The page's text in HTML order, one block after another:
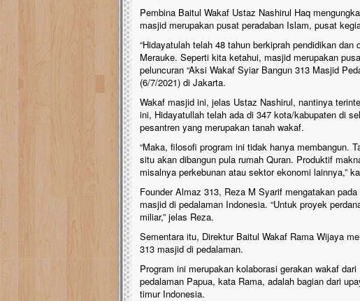
Pembina Baitul Wakaf Ustaz Nashirul Haq
masjid merupakan pusat peradaban Islam, pusat
“Hidayatulah telah 48 tahun berkiprah pendidikan
Merauke. Seperti kita ketahui, masjid merupakan
peluncuran “Aksi Wakaf Syiar Bangun 313 Masjid
(6/7/2021) di Jakarta.
Wakaf masjid ini, jelas Ustaz Nashirul, nantinya
ini, Hidayatullah telah ada di 347 kota/kabupaten di
pesantren yang merupakan tanah wakaf.
“Maka, filosofi program ini tidak hanya membangun.
situ akan dibangun pula rumah Quran. Produktif
misalnya perkebunan atau sektor ekonomi lainnya,”
Founder Almaz 313, Reza M Syarif mengatakan
masjid di pedalaman Indonesia. “Untuk proyek
miliar,” jelas Reza.
Sementara itu, Direktur Baitul Wakaf Rama Wijaya
313 masjid di pedalaman.
Program ini merupakan kolaborasi gerakan wakaf
pedalaman Papua, kata Rama, adalah bagian dari
timur Indonesia.